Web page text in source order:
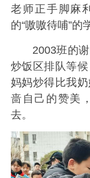
老师正手脚麻
的“嗷嗷待哺”的
2003班的
炒饭区排队等
妈妈炒得比我
啬自己的赞美
去。